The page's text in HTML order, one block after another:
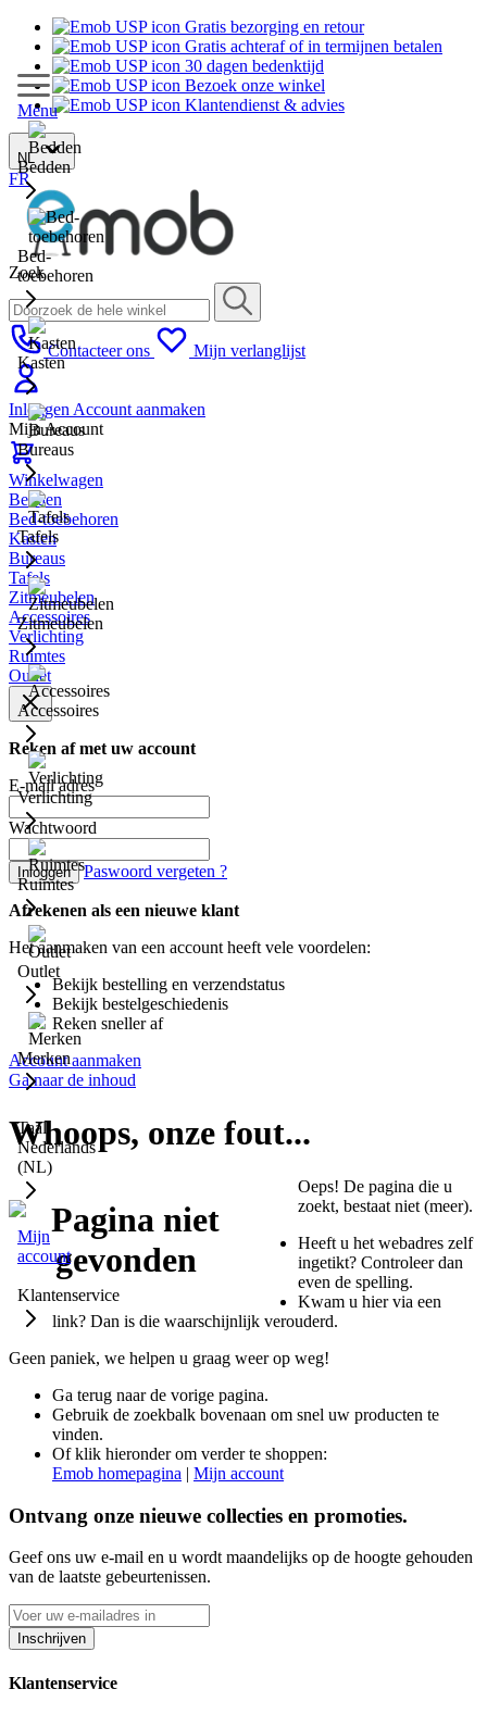
Gratis bezorging en retour
Gratis achteraf of in termijnen betalen
30 dagen bedenktijd
Bezoek onze winkel
Klantendienst & advies
NL
FR
Zoek
Contacteer ons Mijn verlanglijst
Inloggen Account aanmaken
Mijn Account
Winkelwagen
Menu
Bedden
Bed-
toebehoren
Kasten
Bureaus
Tafels
Zitmeubelen
Accessoires
Verlichting
Ruimtes
Outlet
Merken
Taal:
Nederlands
(NL)
Mijn
account
Klantenservice
Bedden
Bed-toebehoren
Kasten
Bureaus
Tafels
Zitmeubelen
Accessoires
Verlichting
Ruimtes
Outlet
Reken af met uw account
E-mail adres
Wachtwoord
Inloggen Paswoord vergeten ?
Afrekenen als een nieuwe klant
Het aanmaken van een account heeft vele voordelen:
Bekijk bestelling en verzendstatus
Bekijk bestelgeschiedenis
Reken sneller af
Account aanmaken
Ga naar de inhoud
Whoops, onze fout...
Oeps! De pagina die u
zoekt, bestaat niet (meer).
Heeft u het webadres zelf
ingetikt? Controleer dan
even de spelling.
Kwam u hier via een
link? Dan is die waarschijnlijk verouderd.
Geen paniek, we helpen u graag weer op weg!
Ga terug naar de vorige pagina.
Gebruik de zoekbalk bovenaan om snel uw producten te
vinden.
Of klik hieronder om verder te shoppen:
Emob homepagina | Mijn account
Ontvang onze nieuwe collecties en promoties.
Geef ons uw e-mail en u wordt maandelijks op de hoogte gehouden
van de laatste gebeurtenissen.
Inschrijven
Klantenservice